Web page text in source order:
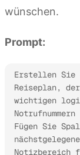
wünschen.
Prompt:
Erstellen Sie
Reiseplan,
wichtigen
Fügen Sie
Notizbereich